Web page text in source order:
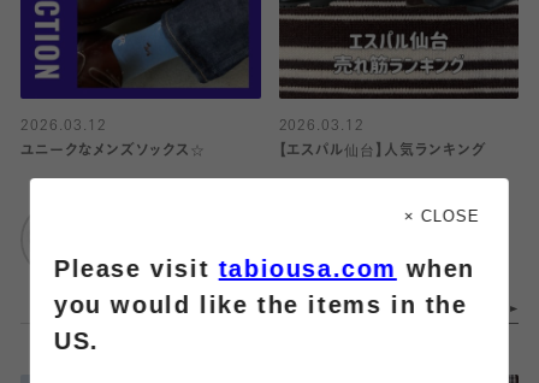
2026.03.12
ユニークなメンズソックス☆
2026.03.12
【エスパル仙台】人気ランキング
靴下屋× CLOSE
Please visittabiousa.com when
you would like the items in the
US.